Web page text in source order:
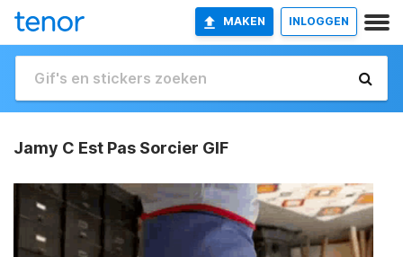
MAKEN INLOGGEN
Jamy C Est Pas Sorcier GIF